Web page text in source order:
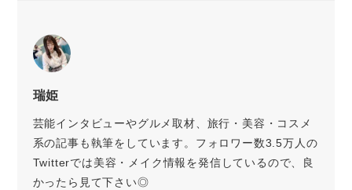
瑞姫
芸能インタビューやグルメ取材、旅行・美容・コスメ
系の記事も執筆をしています。フォロワー数3.5万人の
Twitterでは美容・メイク情報を発信しているので、良
かったら見て下さい◎